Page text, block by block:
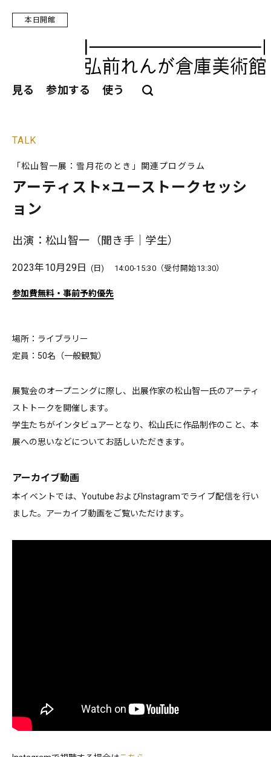
本日開館
見る 参加する 使う
TALK
「松山智一展：雪月花のとき」関連プログラム
アーティスト×ユーストークセッシ
ョン
出演：松山智一（聞き手｜学生）
2023年10月29日 (日) 14:00-15:30（受付開始13:30）
参加費無料・事前予約優先
場所：ライブラリー
定員：50名（一般観覧）
展覧会のオープニングに際し、出展作家の松山智一氏のアーティ
ストトークを開催します。
学生たちがインタビュアーとなり、松山氏に作品制作のこと、本
展への思いなどについてお話しいただきます。
アーカイブ動画
本イベントでは、YoutubeおよびInstagramでライブ配信を行い
ました。アーカイブ動画をご覧いただけます。